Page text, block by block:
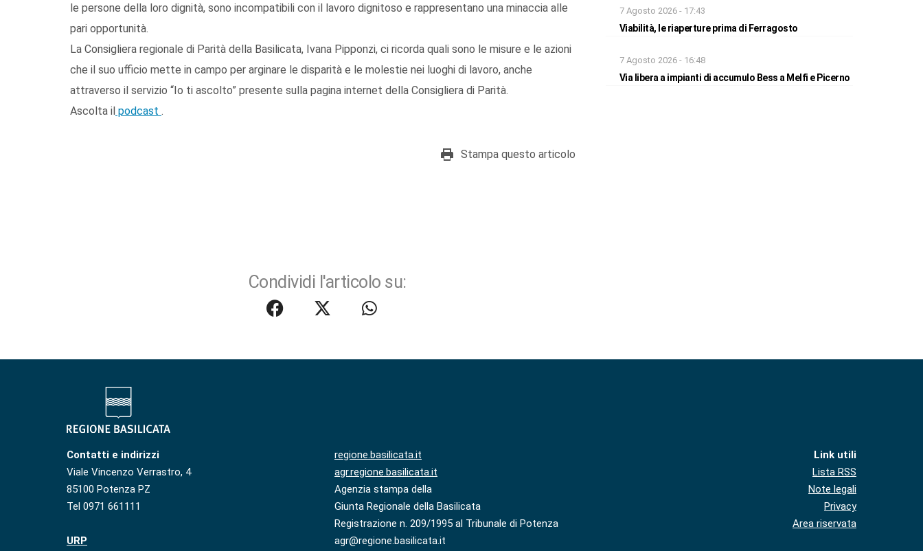
le persone della loro dignità, sono incompatibili con il lavoro dignitoso e rappresentano una minaccia alle
pari opportunità.
La Consigliera regionale di Parità della Basilicata, Ivana Pipponzi, ci ricorda quali sono le misure e le azioni
che il suo ufficio mette in campo per arginare le disparità e le molestie nei luoghi di lavoro, anche
attraverso il servizio “Io ti ascolto” presente sulla pagina internet della Consigliera di Parità.
Ascolta il podcast .
Stampa questo articolo
Condividi l'articolo su:
7 Agosto 2026 - 17:43
Viabilità, le riaperture prima di Ferragosto
7 Agosto 2026 - 16:48
Via libera a impianti di accumulo Bess a Melfi e Picerno
Contatti e indirizzi
Viale Vincenzo Verrastro, 4
85100 Potenza PZ
Tel 0971 661111
URP
regione.basilicata.it
agr.regione.basilicata.it
Agenzia stampa della
Giunta Regionale della Basilicata
Registrazione n. 209/1995 al Tribunale di Potenza
agr@regione.basilicata.it
Link utili
Lista RSS
Note legali
Privacy
Area riservata